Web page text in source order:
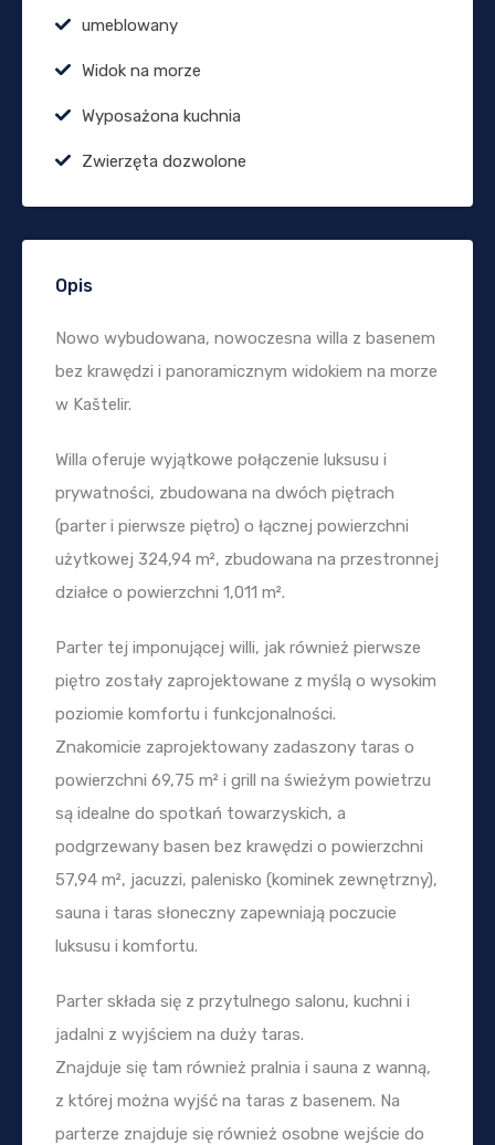
umeblowany
Widok na morze
Wyposażona kuchnia
Zwierzęta dozwolone
Opis
Nowo wybudowana, nowoczesna willa z basenem
bez krawędzi i panoramicznym widokiem na morze
w Kaštelir.
Willa oferuje wyjątkowe połączenie luksusu i
prywatności, zbudowana na dwóch piętrach
(parter i pierwsze piętro) o łącznej powierzchni
użytkowej 324,94 m², zbudowana na przestronnej
działce o powierzchni 1,011 m².
Parter tej imponującej willi, jak również pierwsze
piętro zostały zaprojektowane z myślą o wysokim
poziomie komfortu i funkcjonalności.
Znakomicie zaprojektowany zadaszony taras o
powierzchni 69,75 m² i grill na świeżym powietrzu
są idealne do spotkań towarzyskich, a
podgrzewany basen bez krawędzi o powierzchni
57,94 m², jacuzzi, palenisko (kominek zewnętrzny),
sauna i taras słoneczny zapewniają poczucie
luksusu i komfortu.
Parter składa się z przytulnego salonu, kuchni i
jadalni z wyjściem na duży taras.
Znajduje się tam również pralnia i sauna z wanną,
z której można wyjść na taras z basenem. Na
parterze znajduje się również osobne wejście do